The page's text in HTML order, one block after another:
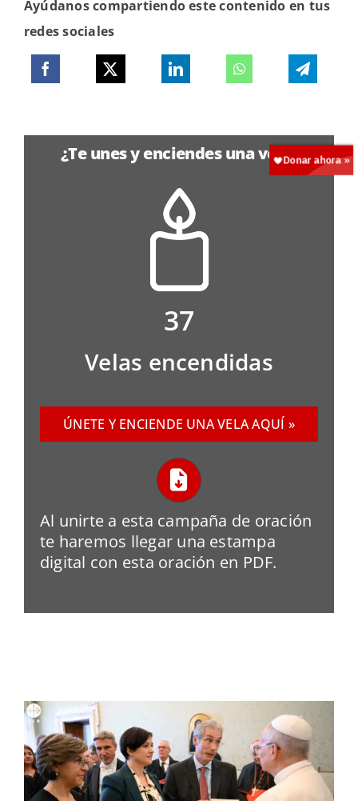
Ayúdanos compartiendo este contenido en tus
redes sociales
¿Te unes y enciendes una vela?
37
Velas encendidas
ÚNETE Y ENCIENDE UNA VELA AQUÍ »
Al unirte a esta campaña de oración
te haremos llegar una estampa
digital con esta oración en PDF.